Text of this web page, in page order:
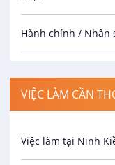
Hành chính / Nhân
Spa
Bảo Vệ
VIỆC LÀM CẦN
Việc làm tại Ninh